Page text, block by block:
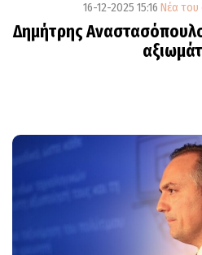
16-12-2025 15:16 Νέα του
Δημήτρης